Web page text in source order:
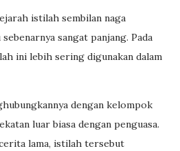
istilah sembilan naga
sangat panjang. Pada
ini lebih sering digunakan dalam
dengan kelompok
luar biasa dengan penguasa.
lama, istilah tersebut